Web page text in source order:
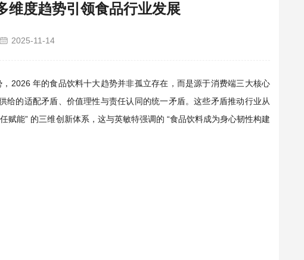
维度趋势引领食品行业发展
2025-11-14
2026 年的食品饮料十大趋势并非孤立存在，而是源于消费端三大核心
的适配矛盾、价值理性与责任认同的统一矛盾。这些矛盾推动行业从
赋能” 的三维创新体系，这与英敏特强调的 “食品饮料成为身心韧性构建